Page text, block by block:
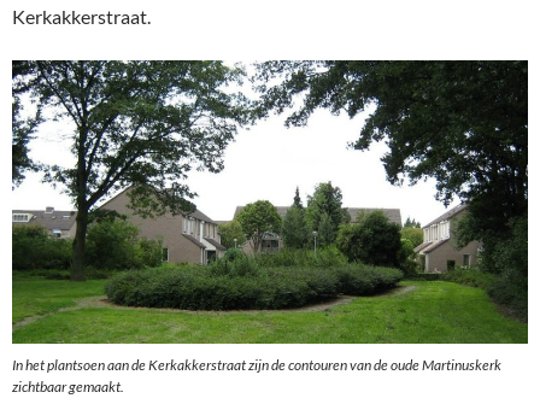
Kerkakkerstraat.
In het plantsoen aan de Kerkakkerstraat zijn de contouren van de oude Martinuskerk
zichtbaar gemaakt.